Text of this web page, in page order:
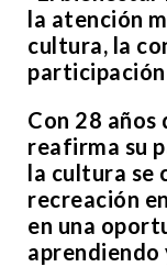
la atención
cultura, la
participación
Con 28 años
reafirma su
la cultura se
recreación
en una